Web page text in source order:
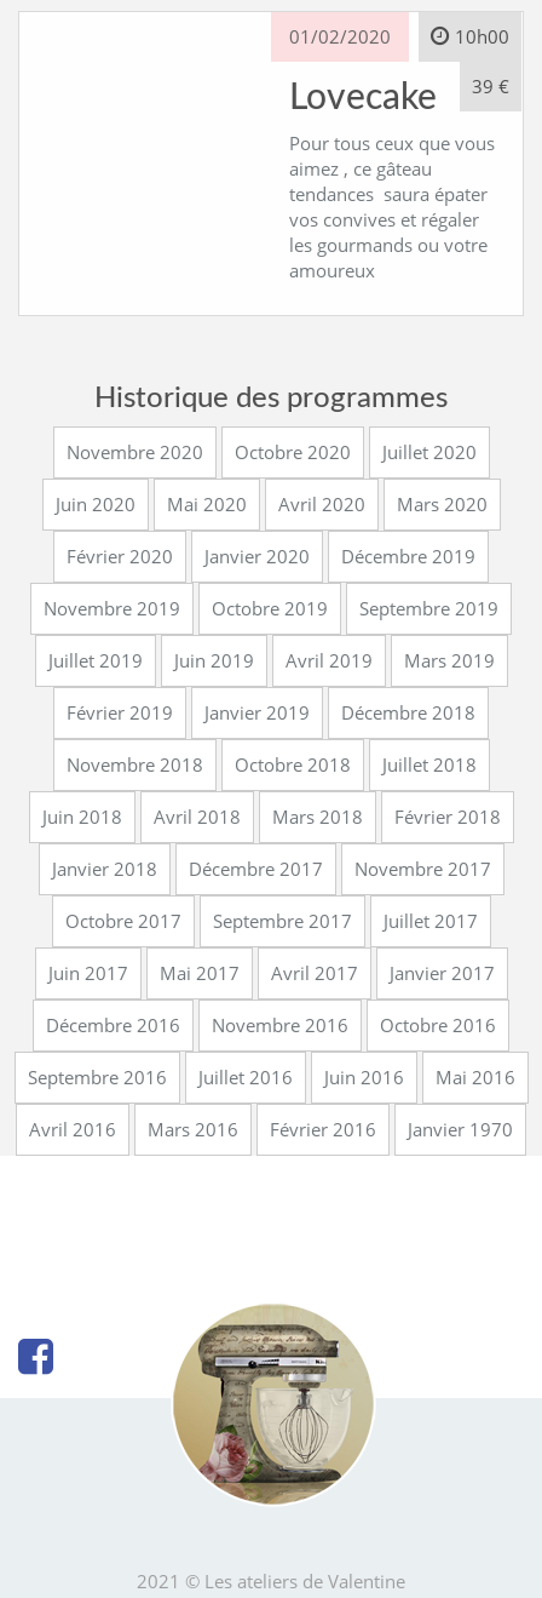
01/02/2020 10h00
39 €
Lovecake
Pour tous ceux que vous
aimez , ce gâteau
tendances saura épater
vos convives et régaler
les gourmands ou votre
amoureux
Historique des programmes
Novembre 2020 Octobre 2020 Juillet 2020
Juin 2020 Mai 2020 Avril 2020 Mars 2020
Février 2020 Janvier 2020 Décembre 2019
Novembre 2019 Octobre 2019 Septembre 2019
Juillet 2019 Juin 2019 Avril 2019 Mars 2019
Février 2019 Janvier 2019 Décembre 2018
Novembre 2018 Octobre 2018 Juillet 2018
Juin 2018 Avril 2018 Mars 2018 Février 2018
Janvier 2018 Décembre 2017 Novembre 2017
Octobre 2017 Septembre 2017 Juillet 2017
Juin 2017 Mai 2017 Avril 2017 Janvier 2017
Décembre 2016 Novembre 2016 Octobre 2016
Septembre 2016 Juillet 2016 Juin 2016 Mai 2016
Avril 2016 Mars 2016 Février 2016 Janvier 1970
2021 © Les ateliers de Valentine